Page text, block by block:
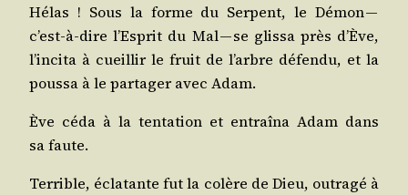
Hélas ! Sous la forme du Ser­pent, le Démon —
c’est-à-dire l’Esprit du Mal — se glis­sa près d’Ève,
l’incita à cueillir le fruit de l’arbre défen­du, et la
pous­sa à le par­ta­ger avec Adam.
Ève céda à la ten­ta­tion et entraî­na Adam dans
sa faute.
Ter­rible, écla­tante fut la colère de Dieu, outra­gé à